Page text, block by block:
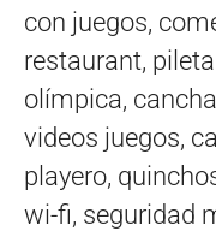
con juegos,
restaurant,
olímpica,
videos juegos,
playero,
wi-fi, seguridad